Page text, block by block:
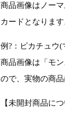
商品画像はノー
カードとなります
例?：ピカチュウ(
商品画像は「モ
ので、実物の商
【未開封商品に